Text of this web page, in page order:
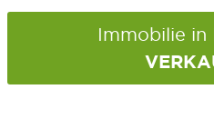
Immobilie in